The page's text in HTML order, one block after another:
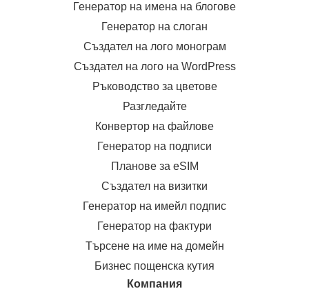
Генератор на имена на блогове
Генератор на слоган
Създател на лого монограм
Създател на лого на WordPress
Ръководство за цветове
Разгледайте
Конвертор на файлове
Генератор на подписи
Планове за eSIM
Създател на визитки
Генератор на имейл подпис
Генератор на фактури
Търсене на име на домейн
Бизнес пощенска кутия
Компания